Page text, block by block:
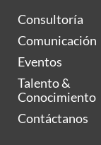
Consultoría
Comunicación
Eventos
Talento &
Conocimiento
Contáctanos